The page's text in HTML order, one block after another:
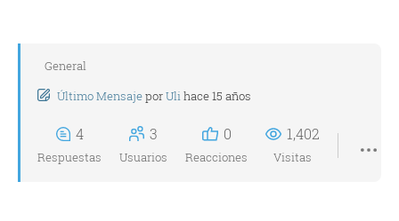
General
Último MensajeporUlihace 15 años
4
Respuestas
3
Usuarios
0
Reacciones
1,402
Visitas